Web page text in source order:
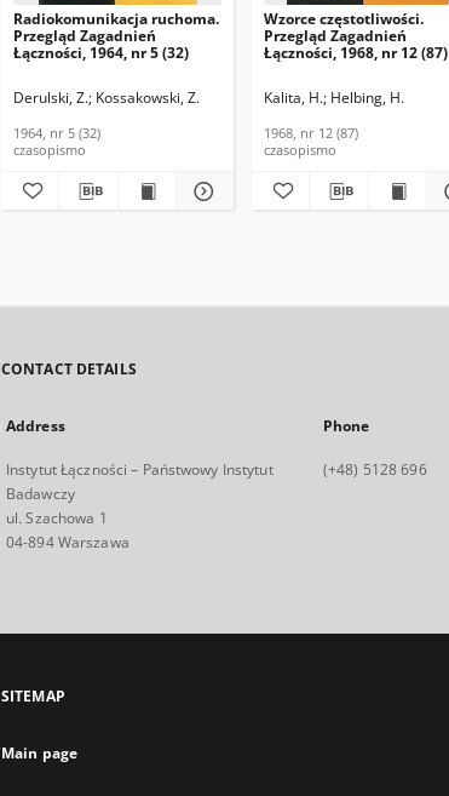
Radiokomunikacja ruchoma.
Przegląd Zagadnień
Łączności, 1964, nr 5 (32)
Derulski, Z. Kossakowski, Z.
1964, nr 5 (32)
czasopismo
Wzorce częstotliwości.
Przegląd Zagadnień
Łączności, 1968, nr 12 (87)
Kalita, H. Helbing, H.
1968, nr 12 (87)
czasopismo
CONTACT DETAILS
Address
Instytut Łączności – Państwowy Instytut
Badawczy
ul. Szachowa 1
04-894 Warszawa
Phone
(+48) 5128 696
SITEMAP
Main page